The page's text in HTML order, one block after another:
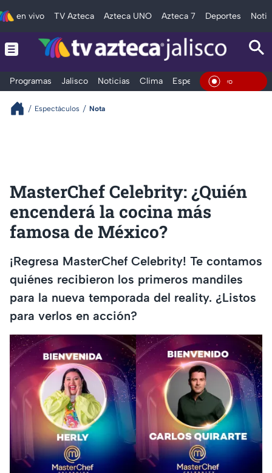
en vivo TV Azteca Azteca UNO Azteca 7 Deportes
Programas Jalisco Noticias Clima Espectáculos Deportes
En
Espectáculos Nota
MasterChef Celebrity: ¿Quién
encenderá la cocina más
famosa de México?
¡Regresa MasterChef Celebrity! Te contamos
quiénes recibieron los primeros mandiles
para la nueva temporada del reality. ¿Listos
para verlos en acción?